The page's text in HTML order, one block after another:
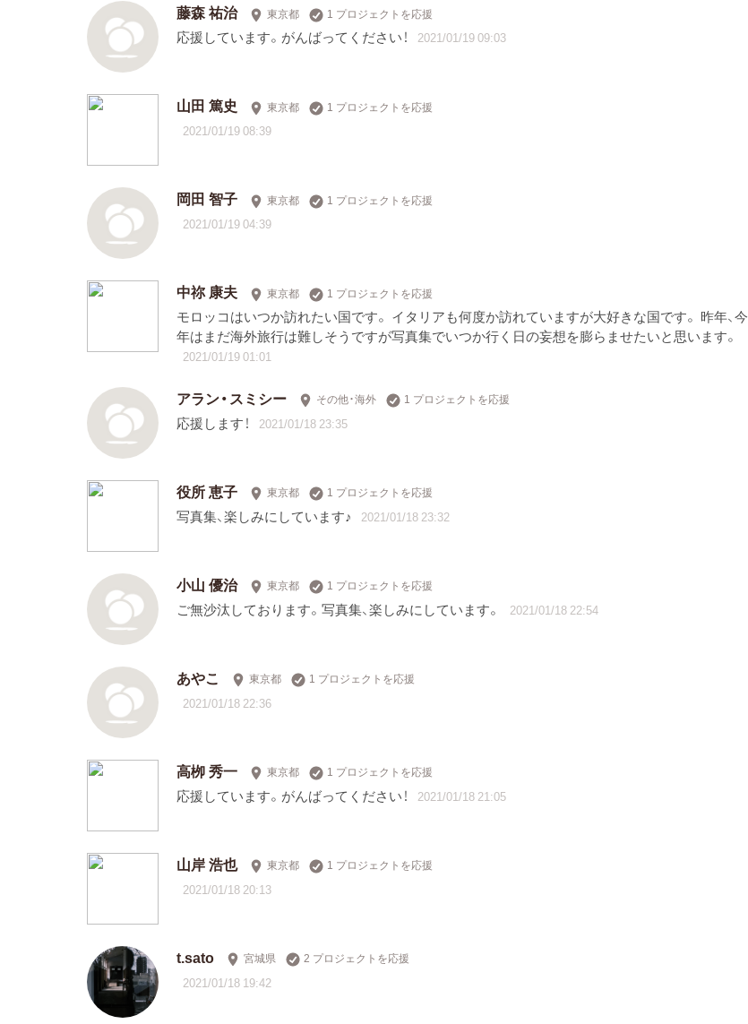
藤森 祐治 東京都 1 プロジェクトを応援
応援しています。がんばってください！ 2021/01/19 09:03
山田 篤史 東京都 1 プロジェクトを応援
2021/01/19 08:39
岡田 智子 東京都 1 プロジェクトを応援
2021/01/19 04:39
中祢 康夫 東京都 1 プロジェクトを応援
モロッコはいつか訪れたい国です。 イタリアも何度か訪れていますが大好きな国です。 昨年、今
年はまだ海外旅行は難しそうですが写真集でいつか行く日の妄想を膨らませたいと思います。
2021/01/19 01:01
アラン・スミシー その他・海外 1 プロジェクトを応援
応援します！ 2021/01/18 23:35
役所 恵子 東京都 1 プロジェクトを応援
写真集、楽しみにしています♪ 2021/01/18 23:32
小山 優治 東京都 1 プロジェクトを応援
ご無沙汰しております。写真集、楽しみにしています。 2021/01/18 22:54
あやこ 東京都 1 プロジェクトを応援
2021/01/18 22:36
高栁 秀一 東京都 1 プロジェクトを応援
応援しています。がんばってください！ 2021/01/18 21:05
山岸 浩也 東京都 1 プロジェクトを応援
2021/01/18 20:13
t.sato 宮城県 2 プロジェクトを応援
2021/01/18 19:42